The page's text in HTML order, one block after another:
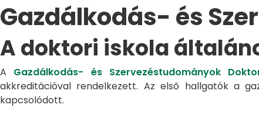
Gazdálkodás- és
A doktori iskola
A Gazdálkodás- és Szervezéstudományok
akkreditációval rendelkezett. Az első hallgatók a
kapcsolódott.